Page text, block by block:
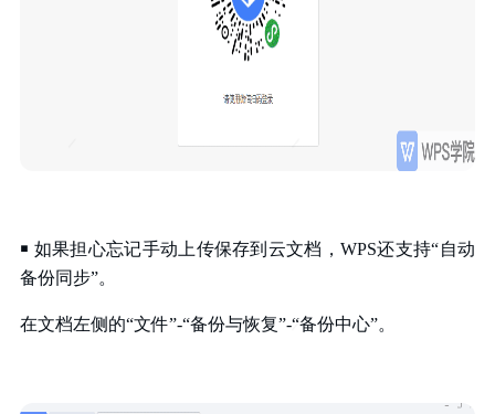
￭ 如果担心忘记手动上传保存到云文档，WPS还支持“自动
备份同步”。
在文档左侧的“文件”-“备份与恢复”-“备份中心”。